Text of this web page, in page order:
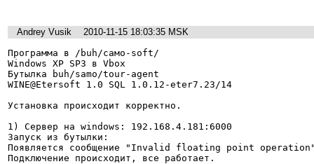
Andrey Vusik
2010-11-15 18:03:35 MSK
Программа в /buh/само-soft/
Windows XP SP3 в Vbox
Бутылка buh/samo/tour-agent
WINE@Etersoft 1.0 SQL 1.0.12-eter7.23/14
Установка происходит корректно.
1) Сервер на windows: 192.168.4.181:6000
Запуск из бутылки:
Появляется сообщение "Invalid floating point
Подключение происходит, все работает.